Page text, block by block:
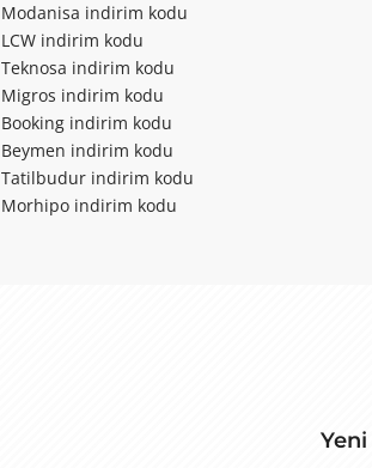
Dominos Pizza
Dekopasaj
Modanisa indirim kodu
LCW indirim kodu
Teknosa indirim kodu
Migros indirim kodu
Booking indirim kodu
Beymen indirim kodu
Tatilbudur indirim kodu
Morhipo indirim kodu